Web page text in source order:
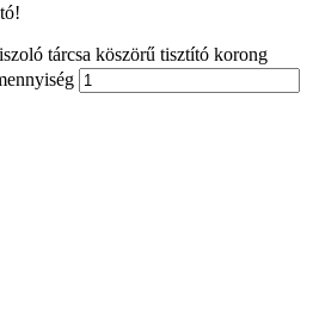
tárcsa köszörű tisztító korong